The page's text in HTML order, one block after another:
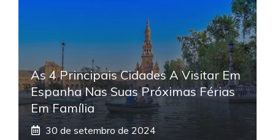
As 4 Principais Cidades A Visitar Em
Espanha Nas Suas Próximas Férias
Em Família
30 de setembro de 2024